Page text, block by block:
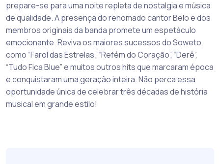
prepare-se para uma noite repleta de nostalgia e música
de qualidade. A presença do renomado cantor Belo e dos
membros originais da banda promete um espetáculo
emocionante. Reviva os maiores sucessos do Soweto,
como “Farol das Estrelas”, “Refém do Coração”, “Derê”,
“Tudo Fica Blue” e muitos outros hits que marcaram época
e conquistaram uma geração inteira. Não perca essa
oportunidade única de celebrar três décadas de história
musical em grande estilo!